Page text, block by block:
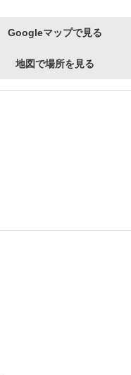
Googleマップで見る
地図で場所を見る